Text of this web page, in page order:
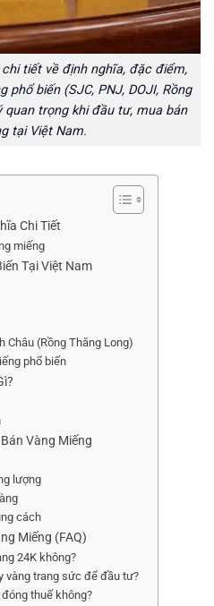
tiết về định nghĩa, đặc điểm,
phổ biến (SJC, PNJ, DOJI, Rồng
quan trọng khi đầu tư, mua bán
tại Việt Nam.
Chi Tiết
miếng
Tại Việt Nam
Châu (Rồng Thăng Long)
phổ biến
Vàng Miếng
lượng
cách
Miếng (FAQ)
24K không?
vàng trang sức để đầu tư?
thuế không?